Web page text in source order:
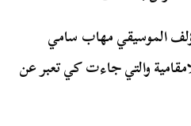
الموسيقي مهاب سامي
والتي جاءت كي تعبر عن